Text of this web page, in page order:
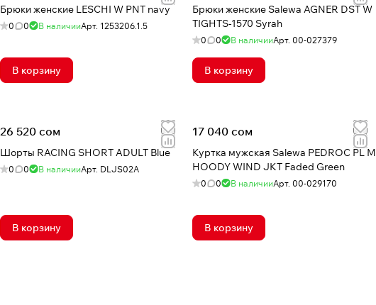
Брюки женские LESCHI W PNT navy
0 0 В наличииАрт. 1253206.1.5
В корзину
Брюки женские Salewa AGNER DST W
TIGHTS-1570 Syrah
0 0 В наличииАрт. 00-027379
В корзину
26 520 сом
Шорты RACING SHORT ADULT Blue
0 0 В наличииАрт. DLJS02A
В корзину
17 040 сом
Куртка мужская Salewa PEDROC PL M
HOODY WIND JKT Faded Green
0 0 В наличииАрт. 00-029170
В корзину